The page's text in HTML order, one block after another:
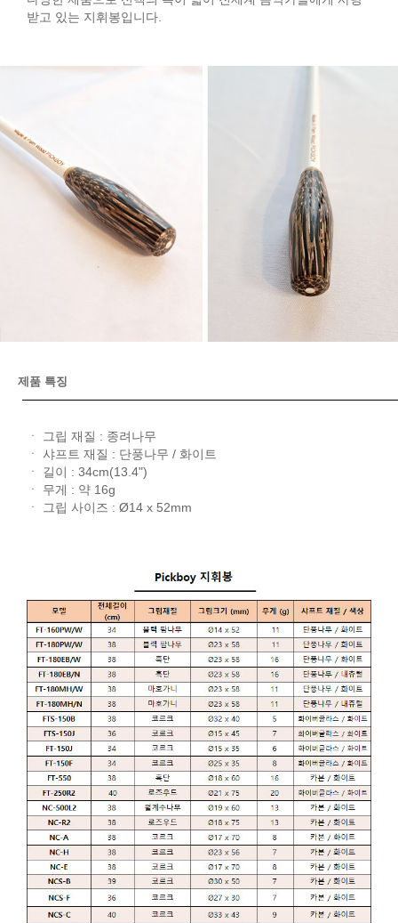
받고 있는 지휘봉입니다.
제품 특징
ㆍ 그립 재질 : 종려나무
ㆍ 샤프트 재질 : 단풍나무 / 화이트
ㆍ 길이 : 34cm(13.4")
ㆍ 무게 : 약 16g
ㆍ 그립 사이즈 : Ø14 x 52mm